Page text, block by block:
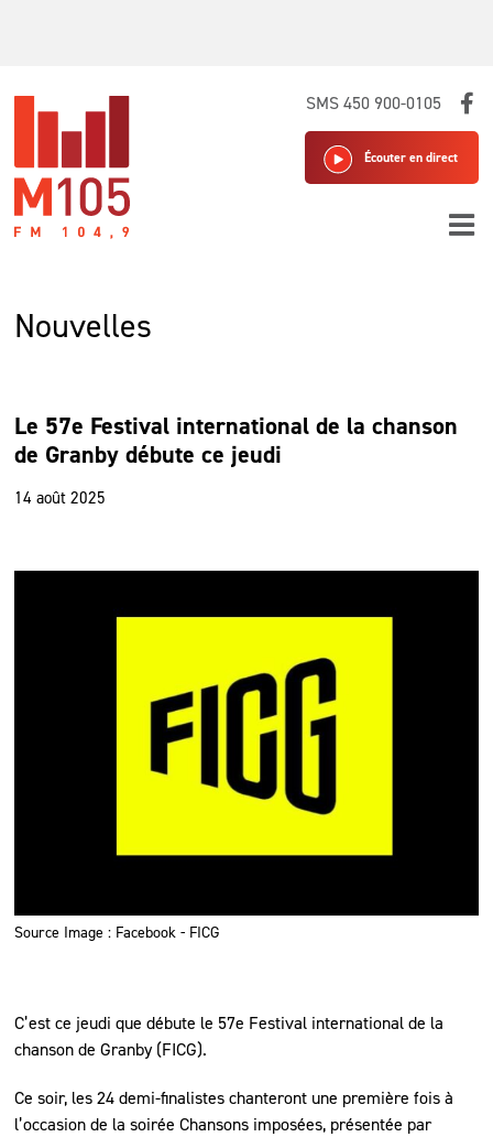
SMS 450 900-0105
Écouter en direct
Nouvelles
Le 57e Festival international de la chanson
de Granby débute ce jeudi
14 août 2025
Source Image : Facebook - FICG
C’est ce jeudi que débute le 57e Festival international de la
chanson de Granby (FICG).
Ce soir, les 24 demi-finalistes chanteront une première fois à
l’occasion de la soirée Chansons imposées, présentée par